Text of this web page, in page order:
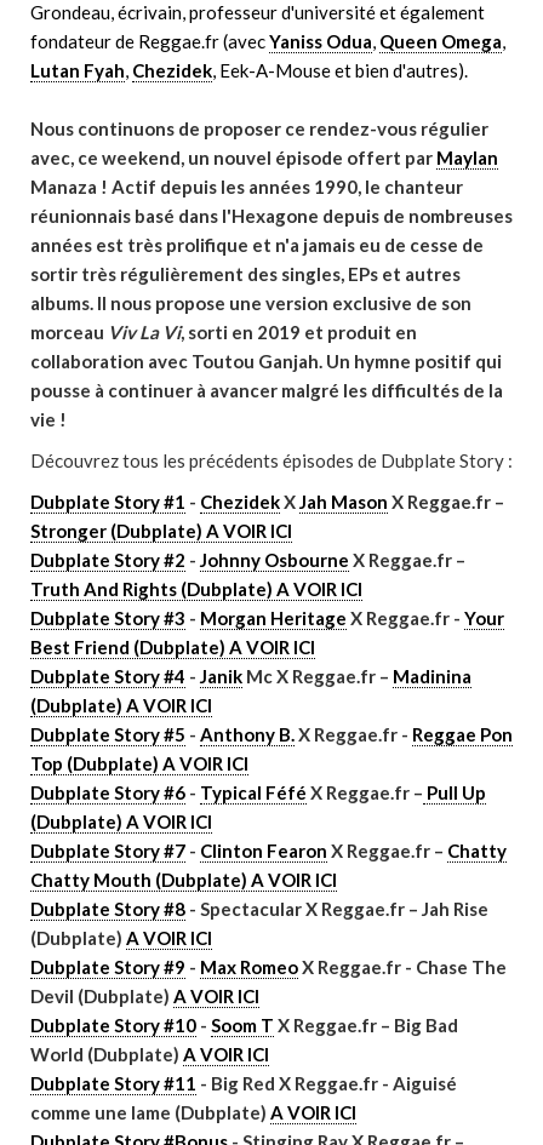
Grondeau, écrivain, professeur d'université et également
fondateur de Reggae.fr (avecYaniss Odua, Queen Omega,
Lutan Fyah, Chezidek, Eek-A-Mouse et bien d'autres).
Nous continuons de proposer ce rendez-vous régulier
avec, ce weekend, un nouvel épisode offert par Maylan
Manaza ! Actif depuis les années 1990, le chanteur
réunionnais basé dans l'Hexagone depuis de nombreuses
années est très prolifique et n'a jamais eu de cesse de
sortir très régulièrement des singles, EPs et autres
albums. Il nous propose une version exclusive de son
morceau Viv La Vi, sorti en 2019 et produit en
collaboration avec Toutou Ganjah. Un hymne positif qui
pousse à continuer à avancer malgré les difficultés de la
vie !
Découvrez tous les précédents épisodes de Dubplate Story :
Dubplate Story #1 - ChezidekXJah Mason X Reggae.fr –
Stronger (Dubplate) A VOIR ICI
Dubplate Story #2 - Johnny Osbourne X Reggae.fr –
Truth And Rights (Dubplate) A VOIR ICI
Dubplate Story #3 - Morgan Heritage X Reggae.fr - Your
Best Friend (Dubplate) A VOIR ICI
Dubplate Story #4 - Janik Mc X Reggae.fr – Madinina
(Dubplate) A VOIR ICI
Dubplate Story #5 - Anthony B.X Reggae.fr - Reggae Pon
Top (Dubplate) A VOIR ICI
Dubplate Story #6 - Typical Féfé X Reggae.fr – Pull Up
(Dubplate) A VOIR ICI
Dubplate Story #7 - Clinton Fearon X Reggae.fr – Chatty
Chatty Mouth (Dubplate) A VOIR ICI
Dubplate Story #8 - Spectacular X Reggae.fr – Jah Rise
(Dubplate) A VOIR ICI
Dubplate Story #9 - Max RomeoX Reggae.fr - Chase The
Devil (Dubplate) A VOIR ICI
Dubplate Story #10 - Soom T X Reggae.fr – Big Bad
World (Dubplate) A VOIR ICI
Dubplate Story #11 - Big Red X Reggae.fr - Aiguisé
comme une lame (Dubplate) A VOIR ICI